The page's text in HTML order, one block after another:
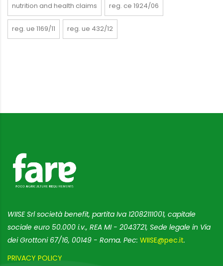
nutrition and health claims reg. ce 1924/06
reg. ue 1169/11 reg. ue 432/12
WIISE Srl società benefit, partita Iva 12082111001, capitale
sociale euro 50.000 i.v., REA MI - 2043721, Sede legale in Via
dei Grottoni 67/16, 00149 - Roma. Pec: WIISE@pec.it.
PRIVACY POLICY